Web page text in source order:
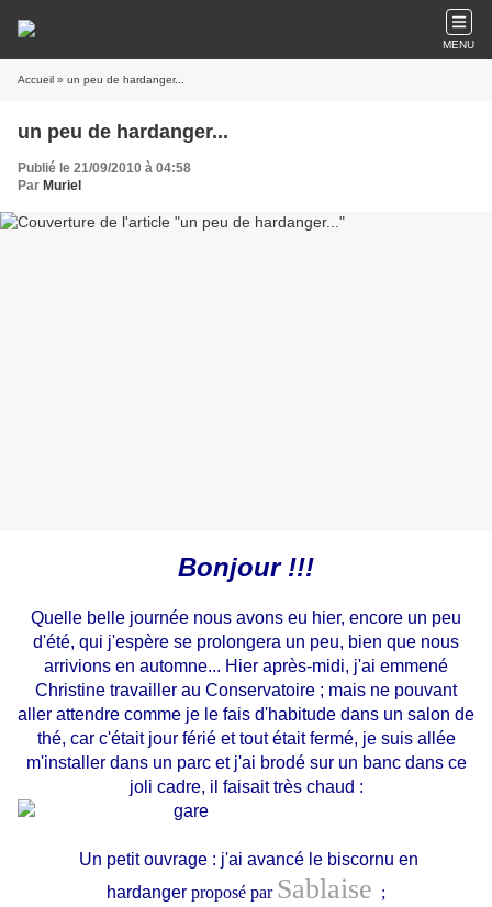
MENU
Accueil » un peu de hardanger...
un peu de hardanger...
Publié le 21/09/2010 à 04:58
Par Muriel
Bonjour !!!
Quelle belle journée nous avons eu hier, encore un peu
d'été, qui j'espère se prolongera un peu, bien que nous
arrivions en automne... Hier après-midi, j'ai emmené
Christine travailler au Conservatoire ; mais ne pouvant
aller attendre comme je le fais d'habitude dans un salon de
thé, car c'était jour férié et tout était fermé, je suis allée
m'installer dans un parc et j'ai brodé sur un banc dans ce
joli cadre, il faisait très chaud :
Un petit ouvrage : j'ai avancé le biscornu en
hardanger proposé par Sablaise ;